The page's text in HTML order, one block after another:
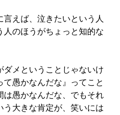
えば、泣きたいという人
人のほうがちょっと知的な
メということじゃないけ
て愚かなんだな』ってこと
は愚かなんだな、でもそれ
う大きな肯定が、笑いには